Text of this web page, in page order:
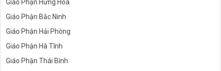
Giáo Phận Hưng Hóa
Giáo Phận Bắc Ninh
Giáo Phận Hải Phòng
Giáo Phận Hà Tĩnh
Giáo Phận Thái Bình